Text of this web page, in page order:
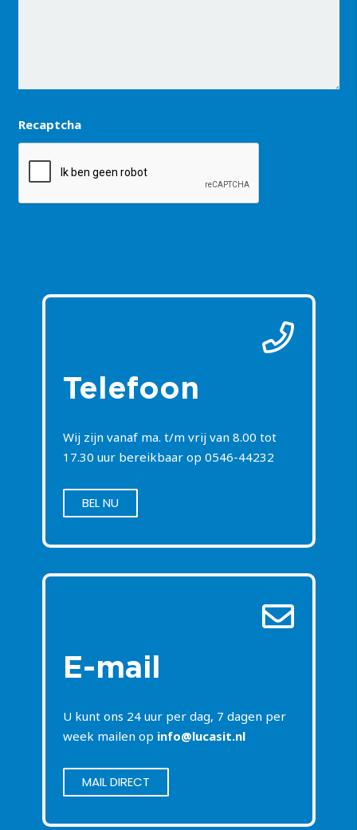
Recaptcha
Telefoon
Wij zijn vanaf ma. t/m vrij van 8.00 tot
17.30 uur bereikbaar op 0546-44232
BEL NU
E-mail
U kunt ons 24 uur per dag, 7 dagen per
week mailen op info@lucasit.nl
MAIL DIRECT